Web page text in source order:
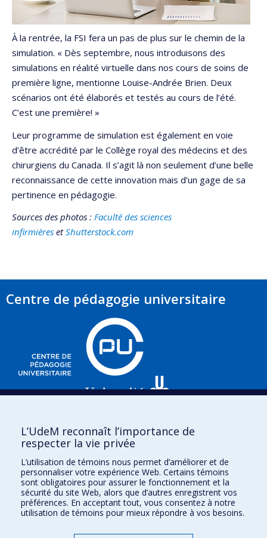
À la rentrée, la FSI fera un pas de plus sur le chemin de la
simulation. « Dès septembre, nous introduisons des
simulations en réalité virtuelle dans nos cours de soins de
première ligne, mentionne Louise-Andrée Brien. Deux
scénarios ont été élaborés et testés au cours de l’été.
C’est une première! »
Leur programme de simulation est également en voie
d’être accrédité par le Collège royal des médecins et des
chirurgiens du Canada. Il s’agit là non seulement d’une belle
reconnaissance de cette innovation mais d’un gage de sa
pertinence en pédagogie.
Sources des photos : Faculté des sciences
infirmières etShutterstock.com
Centre de pédagogie universitaire
3535, chemin Queen-Mary,
Bureau 220 (2 étage),
H3V 1H8
L’UdeM reconnaît l’importance de
respecter la vie privée
L’utilisation de témoins nous permet d’améliorer et de
personnaliser votre expérience Web. Certains témoins
sont obligatoires pour assurer le fonctionnement et la
sécurité du site Web, alors que d’autres enregistrent vos
préférences. En acceptant tout, vous consentez à notre
utilisation de témoins pour mieux répondre à vos besoins.